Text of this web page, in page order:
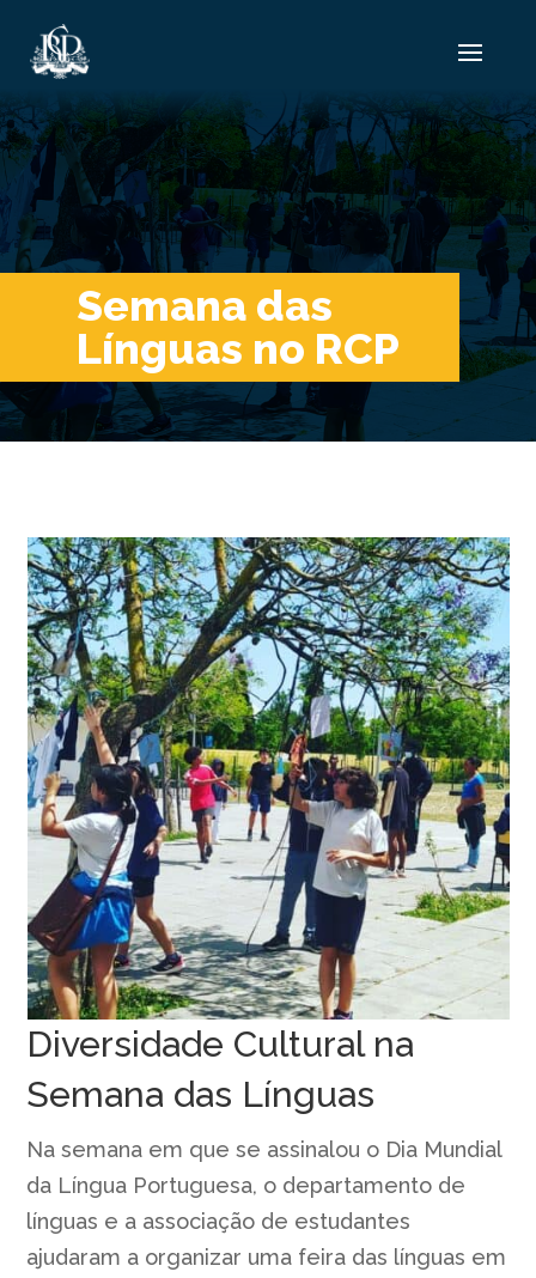
Semana das
Línguas no RCP
Diversidade Cultural na
Semana das Línguas
Na semana em que se assinalou o Dia Mundial
da Língua Portuguesa, o departamento de
línguas e a associação de estudantes
ajudaram a organizar uma feira das línguas em